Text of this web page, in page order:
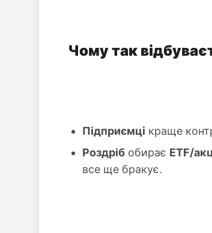
Чому так
Підприємці краще
Роздріб обирає ETF/
все ще бракує.